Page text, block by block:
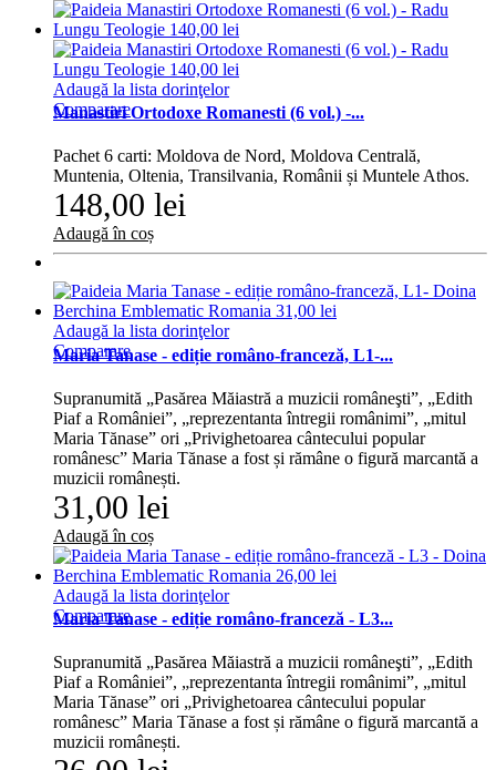
Adaugă la lista dorinţelor
Comparare
Manastiri Ortodoxe Romanesti (6 vol.) -...
Pachet 6 carti: Moldova de Nord, Moldova Centrală,
Muntenia, Oltenia, Transilvania, Românii și Muntele Athos.
148,00 lei
Adaugă în coș
Adaugă la lista dorinţelor
Comparare
Maria Tanase - ediție româno-franceză, L1-...
Supranumită „Pasărea Măiastră a muzicii româneşti”, „Edith
Piaf a României”, „reprezentanta întregii românimi”, „mitul
Maria Tănase” ori „Privighetoarea cântecului popular
românesc” Maria Tănase a fost și rămâne o figură marcantă a
muzicii românești.
31,00 lei
Adaugă în coș
Adaugă la lista dorinţelor
Comparare
Maria Tanase - ediție româno-franceză - L3...
Supranumită „Pasărea Măiastră a muzicii româneşti”, „Edith
Piaf a României”, „reprezentanta întregii românimi”, „mitul
Maria Tănase” ori „Privighetoarea cântecului popular
românesc” Maria Tănase a fost și rămâne o figură marcantă a
muzicii românești.